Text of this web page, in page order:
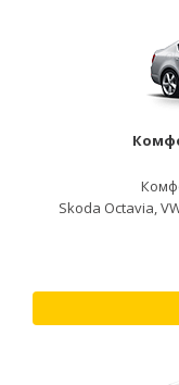
Skoda Octavia,